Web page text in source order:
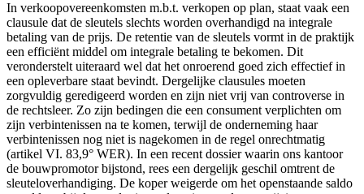
In verkoopovereenkomsten m.b.t. verkopen op plan, staat vaak een
clausule dat de sleutels slechts worden overhandigd na integrale
betaling van de prijs. De retentie van de sleutels vormt in de praktijk
een efficiënt middel om integrale betaling te bekomen. Dit
veronderstelt uiteraard wel dat het onroerend goed zich effectief in
een opleverbare staat bevindt. Dergelijke clausules moeten
zorgvuldig geredigeerd worden en zijn niet vrij van controverse in
de rechtsleer. Zo zijn bedingen die een consument verplichten om
zijn verbintenissen na te komen, terwijl de onderneming haar
verbintenissen nog niet is nagekomen in de regel onrechtmatig
(artikel VI. 83,9° WER). In een recent dossier waarin ons kantoor
de bouwpromotor bijstond, rees een dergelijk geschil omtrent de
sleuteloverhandiging. De koper weigerde om het openstaande saldo